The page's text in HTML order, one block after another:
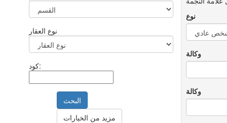
نوع
وكالة
وكالة
نوع العقار
كود:
البحث
مزيد من الخيارات